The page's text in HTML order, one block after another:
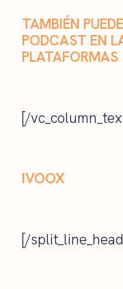
TAMBIÉN
PODCAST EN
PLATAFORMAS
[/
IVOOX
[/